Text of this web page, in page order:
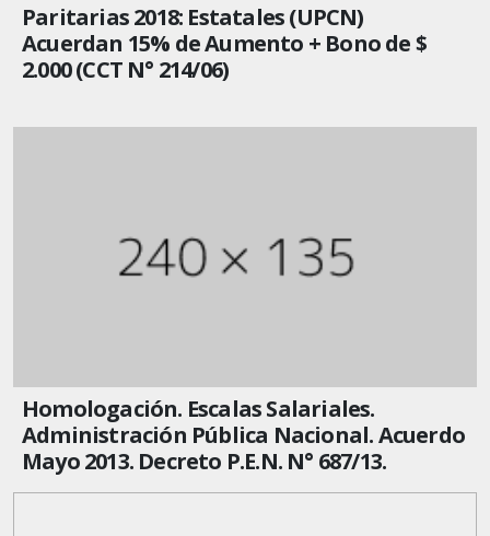
Paritarias 2018: Estatales (UPCN)
Acuerdan 15% de Aumento + Bono de $
2.000 (CCT N° 214/06)
Homologación. Escalas Salariales.
Administración Pública Nacional. Acuerdo
Mayo 2013. Decreto P.E.N. N° 687/13.